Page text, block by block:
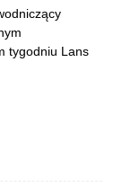
tygodniu Lans